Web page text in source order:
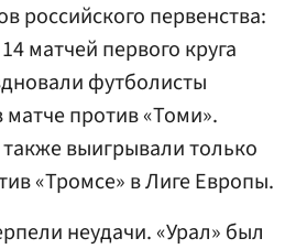
российского первенства:
матчей первого круга
футболисты
матче против «Томи».
также выигрывали только
«Тромсе» в Лиге Европы.
неудачи. «Урал» был